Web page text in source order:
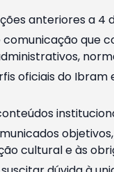
anteriores a 4
que
oficiais do Ibram
cultural e às